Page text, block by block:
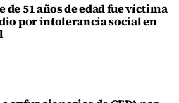
de 51 años de edad fue víctima
por intolerancia social en